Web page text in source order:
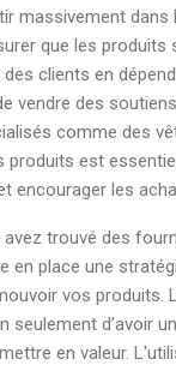
massivement
que les produits
clients en
vendre des
comme des
produits est
encourager les
trouvé des
en place une
vos produits.
seulement d’avoir
en valeur.